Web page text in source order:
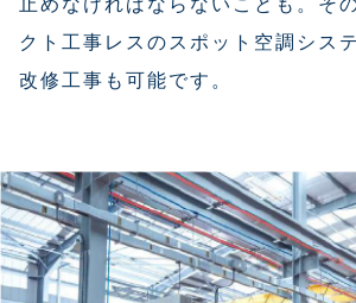
クト工事レスのスポット空調シス
改修工事も可能です。